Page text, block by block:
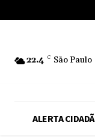
22.4 C São Paulo
ALERTA